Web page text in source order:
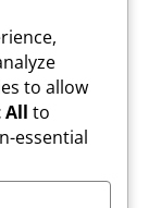
to allow
All to
essential